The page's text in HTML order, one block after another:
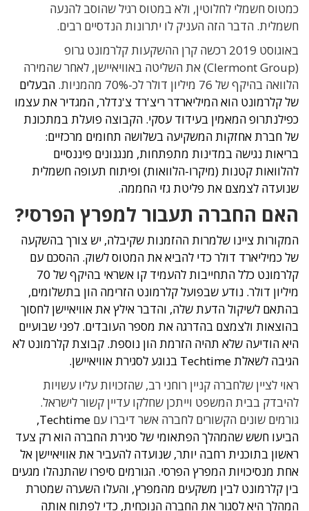
כמטוס חשמלי לחלוטין, ולא במטוס רגיל שהוסב להנעה
חשמלית. הדבר הזה העניק לו יתרונות הנדסיים רבים.
באוגוסט 2019 רכשה קרן ההשקעות קלרמונט גרופ
(Clermont Group) את השליטה באוויאיישן, לאחר שהמירה
הלוואה בהיקף של 76 מיליון דולר לכ-70% מהמניות.
הבעלים
של קלרמונט הוא המיליארדר ריצ'רד צ'נדלר, המגדיר את עצמו
כפילנתרופ המאמין בעידוד עסקי. הקבוצה פועלת במתכונת
של חברת אחזקות המשקיעה בשלושה תחומים מרכזיים:
בריאות נגישה במדינות מתפתחות, מנגנונים פיננסיים
להלוואות קטנות (מיקרו-הלוואות) ופיתוח תעופה חשמלית
שנועדה לצמצם את פליטת גזי החממה.
האם החברה תעבור למפרץ הפרסי?
המקורות ציינו שלמרות ההזמנות שקיבלה, יש צורך בהשקעה
של כמיליארד דולר כדי להביא את המטוס לשוק. ההסכם עם
קלרמונט כלל התחייבות להעמיד קו אשראי בהיקף של 70
מיליון דולר. נודע שבפועל קלרמונט הזרימה הון בתשלומים,
בהתאם לשיקול הדעת שלה, והדבר אילץ את אוויאיישן לחסוך
בהוצאות ולצמצם בהדרגה את מספר העובדים. לפני שבועיים
היא הודיעה שלא תהיה הזרמת הון נוספת. קבוצת קלרמונט לא
הגיבה לשאלת Techtime בנוגע לסגירת אוויאיישן.
ראוי לציין שלחברה קניין רוחני רב, שהזכויות עליו עשויות
להיבדק בבית המשפט וייתכן שחלקו עדיין קשור לישראל.
גורמים שונים הקשורים לחברה אשר דיברו עם
Techtime,
הביעו חשש שהמהלך הפתאומי של סגירת החברה הוא רק צעד
ראשון בתוכנית רחבה יותר, שנועדה להעביר את אוויאיישן אל
אחת מנסיכויות המפרץ הפרסי. הגורמים סיפרו שהתנהלו מגעים
בין קלרמונט לבין משקעים מהמפרץ, והעלו השערה שמטרת
המהלך היא לסגור את החברה הנוכחית, כדי לפתוח אותה